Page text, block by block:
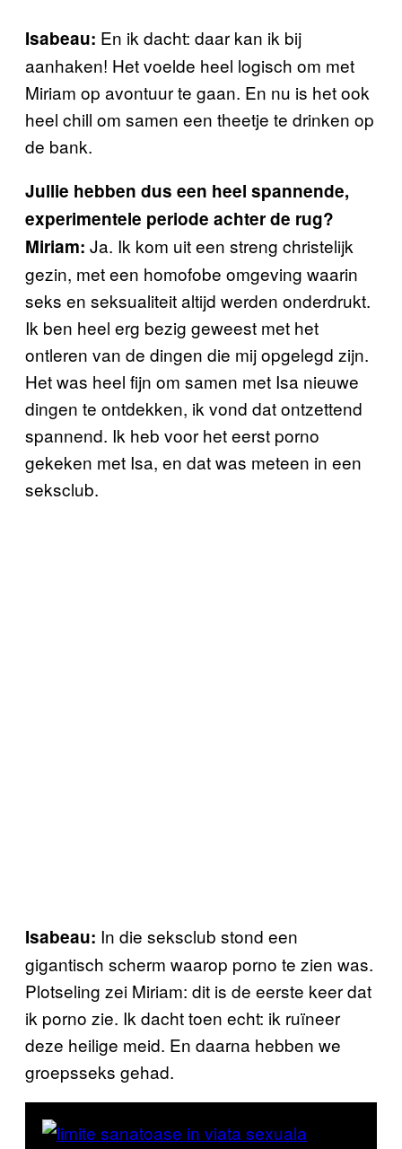
Isabeau: En ik dacht: daar kan ik bij
aanhaken! Het voelde heel logisch om met
Miriam op avontuur te gaan. En nu is het ook
heel chill om samen een theetje te drinken op
de bank.
Jullie hebben dus een heel spannende,
experimentele periode achter de rug?
Miriam: Ja. Ik kom uit een streng christelijk
gezin, met een homofobe omgeving waarin
seks en seksualiteit altijd werden onderdrukt.
Ik ben heel erg bezig geweest met het
ontleren van de dingen die mij opgelegd zijn.
Het was heel fijn om samen met Isa nieuwe
dingen te ontdekken, ik vond dat ontzettend
spannend. Ik heb voor het eerst porno
gekeken met Isa, en dat was meteen in een
seksclub.
Isabeau: In die seksclub stond een
gigantisch scherm waarop porno te zien was.
Plotseling zei Miriam: dit is de eerste keer dat
ik porno zie. Ik dacht toen echt: ik ruïneer
deze heilige meid. En daarna hebben we
groepsseks gehad.